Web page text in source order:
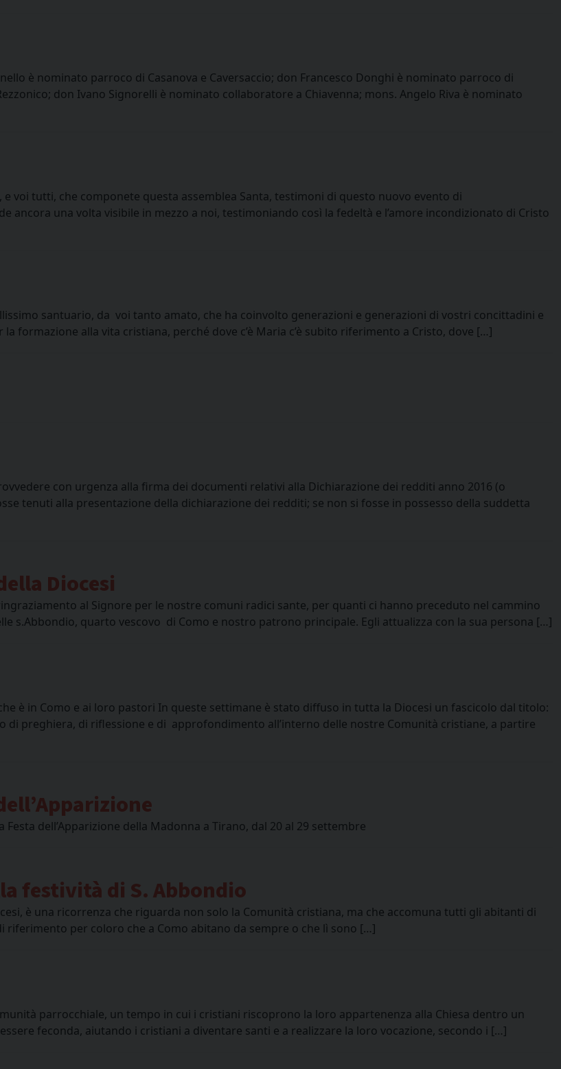
è nominato parroco di Casanova e Caversaccio; don Francesco Donghi è nominato parroco di
don Ivano Signorelli è nominato collaboratore a Chiavenna; mons. Angelo Riva è nominato
voi tutti, che componete questa assemblea Santa, testimoni di questo nuovo evento di
ancora una volta visibile in mezzo a noi, testimoniando così la fedeltà e l’amore incondizionato di Cristo
santuario, da voi tanto amato, che ha coinvolto generazioni e generazioni di vostri concittadini e
formazione alla vita cristiana, perché dove c’è Maria c’è subito riferimento a Cristo, dove […]
con urgenza alla firma dei documenti relativi alla Dichiarazione dei redditi anno 2016 (o
tenuti alla presentazione della dichiarazione dei redditi; se non si fosse in possesso della suddetta
Diocesi
al Signore per le nostre comuni radici sante, per quanti ci hanno preceduto nel cammino
s.Abbondio, quarto vescovo di Como e nostro patrono principale. Egli attualizza con la sua persona […]
è in Como e ai loro pastori In queste settimane è stato diffuso in tutta la Diocesi un fascicolo dal titolo:
di preghiera, di riflessione e di approfondimento all’interno delle nostre Comunità cristiane, a partire
dell’Apparizione della Madonna a Tirano, dal 20 al 29 settembre
festività di S. Abbondio
è una ricorrenza che riguarda non solo la Comunità cristiana, ma che accomuna tutti gli abitanti di
per coloro che a Como abitano da sempre o che lì sono […]
parrocchiale, un tempo in cui i cristiani riscoprono la loro appartenenza alla Chiesa dentro un
feconda, aiutando i cristiani a diventare santi e a realizzare la loro vocazione, secondo i […]